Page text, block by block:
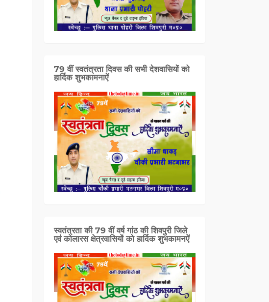
79 वीं स्वतंत्रता दिवस की सभी देशवासियों को
हार्दिक शुभकामनाऐं
स्वतंत्रता की 79 वीं वर्ष गांठ की शिवपुरी जिले
एवं कोलारस क्षेत्रवासियों को हार्दिक शुभकामनऐं